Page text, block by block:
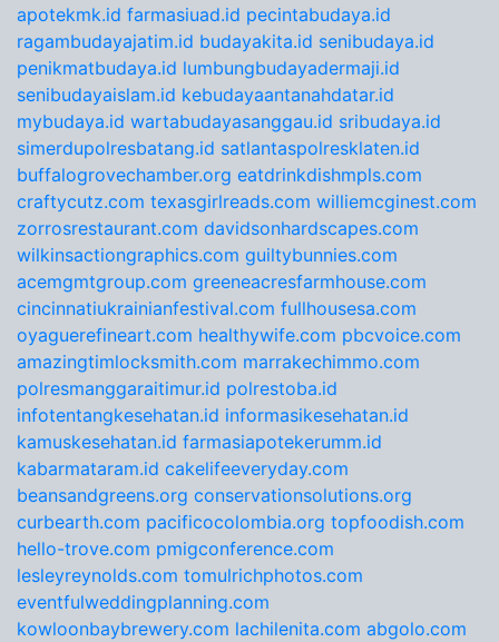
apotekmk.id farmasiuad.id pecintabudaya.id
ragambudayajatim.id budayakita.id senibudaya.id
penikmatbudaya.id lumbungbudayadermaji.id
senibudayaislam.id kebudayaantanahdatar.id
mybudaya.id wartabudayasanggau.id sribudaya.id
simerdupolresbatang.id satlantaspolresklaten.id
buffalogrovechamber.org eatdrinkdishmpls.com
craftycutz.com texasgirlreads.com williemcginest.com
zorrosrestaurant.com davidsonhardscapes.com
wilkinsactiongraphics.com guiltybunnies.com
acemgmtgroup.com greeneacresfarmhouse.com
cincinnatiukrainianfestival.com fullhousesa.com
oyaguerefineart.com healthywife.com pbcvoice.com
amazingtimlocksmith.com marrakechimmo.com
polresmanggaraitimur.id polrestoba.id
infotentangkesehatan.id informasikesehatan.id
kamuskesehatan.id farmasiapotekerumm.id
kabarmataram.id cakelifeeveryday.com
beansandgreens.org conservationsolutions.org
curbearth.com pacificocolombia.org topfoodish.com
hello-trove.com pmigconference.com
lesleyreynolds.com tomulrichphotos.com
eventfulweddingplanning.com
kowloonbaybrewery.com lachilenita.com abgolo.com